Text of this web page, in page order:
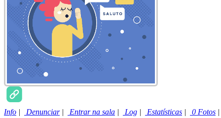
Info | Denunciar| Entrar na sala | Log | Estatísticas | 0 Fotos